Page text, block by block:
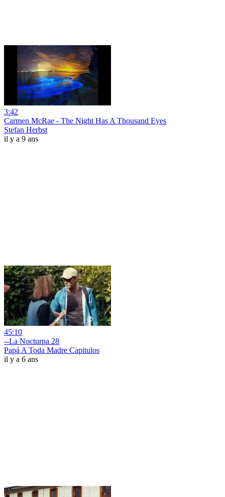
3:42
Carmen McRae - The Night Has A Thousand Eyes
Stefan Herbst
il y a 9 ans
45:10
--La Nocturna 28
Papá A Toda Madre Capitulos
il y a 6 ans